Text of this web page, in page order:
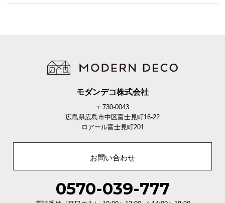
すのこの表面にカット加工を施すことで、湿気の抜
室内干しでいつでも清潔
モダンデコ株式会社
〒730-0043
広島県広島市中区富士見町16-22
ロアール富士見町201
お問い合わせ
0570-039-777